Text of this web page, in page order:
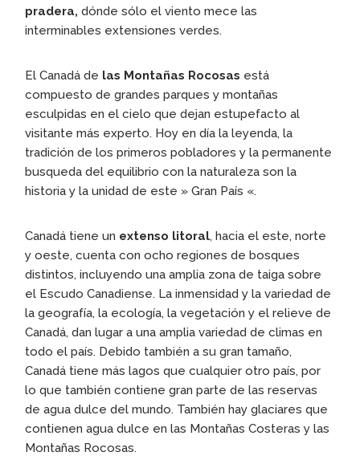
pradera, dónde sólo el viento mece las
interminables extensiones verdes.
El Canadá de las Montañas Rocosas está
compuesto de grandes parques y montañas
esculpidas en el cielo que dejan estupefacto al
visitante más experto. Hoy en día la leyenda, la
tradición de los primeros pobladores y la permanente
busqueda del equilibrio con la naturaleza son la
historia y la unidad de este » Gran País «.
Canadá tiene un extenso litoral, hacia el este, norte
y oeste, cuenta con ocho regiones de bosques
distintos, incluyendo una amplia zona de taiga sobre
el Escudo Canadiense. La inmensidad y la variedad de
la geografía, la ecología, la vegetación y el relieve de
Canadá, dan lugar a una amplia variedad de climas en
todo el país. Debido también a su gran tamaño,
Canadá tiene más lagos que cualquier otro país, por
lo que también contiene gran parte de las reservas
de agua dulce del mundo. También hay glaciares que
contienen agua dulce en las Montañas Costeras y las
Montañas Rocosas.